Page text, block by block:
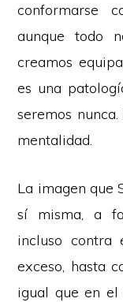
conformarse
aunque todo
creamos
es una
seremos
mentalidad.
La imagen que
sí misma, a
incluso contra
exceso, hasta
igual que en